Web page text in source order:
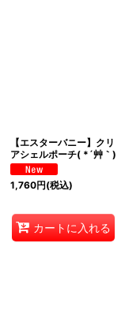
【エスターバニー】クリ
アシェルポーチ( *´艸｀)
1,760円(税込)
カートに入れる